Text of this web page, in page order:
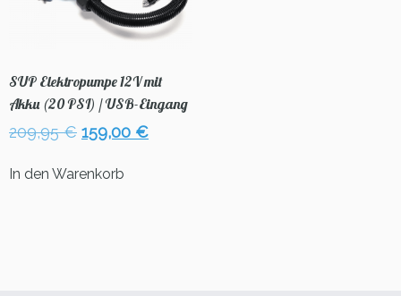
SUP Elektropumpe 12V mit
Akku (20 PSI) / USB-Eingang
209,95€ Ursprünglicher
war:
159,00 €Aktueller
In den Warenkorb